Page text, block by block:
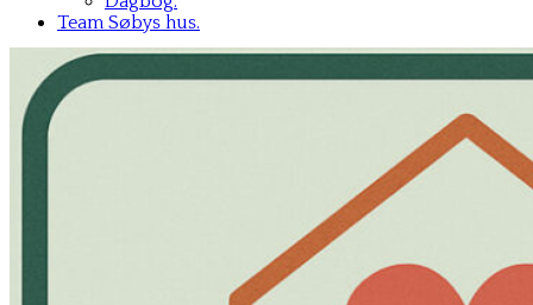
Team Søbys hus.
Sign in Sign up